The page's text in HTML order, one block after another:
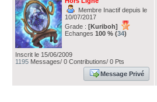
Membre Inactif depuis le
10/07/2017
Grade : [Kuriboh]
Echanges 100 % (34)
Inscrit le 15/06/2009
1195 Messages/ 0 Contributions/ 0 Pts
Message Privé